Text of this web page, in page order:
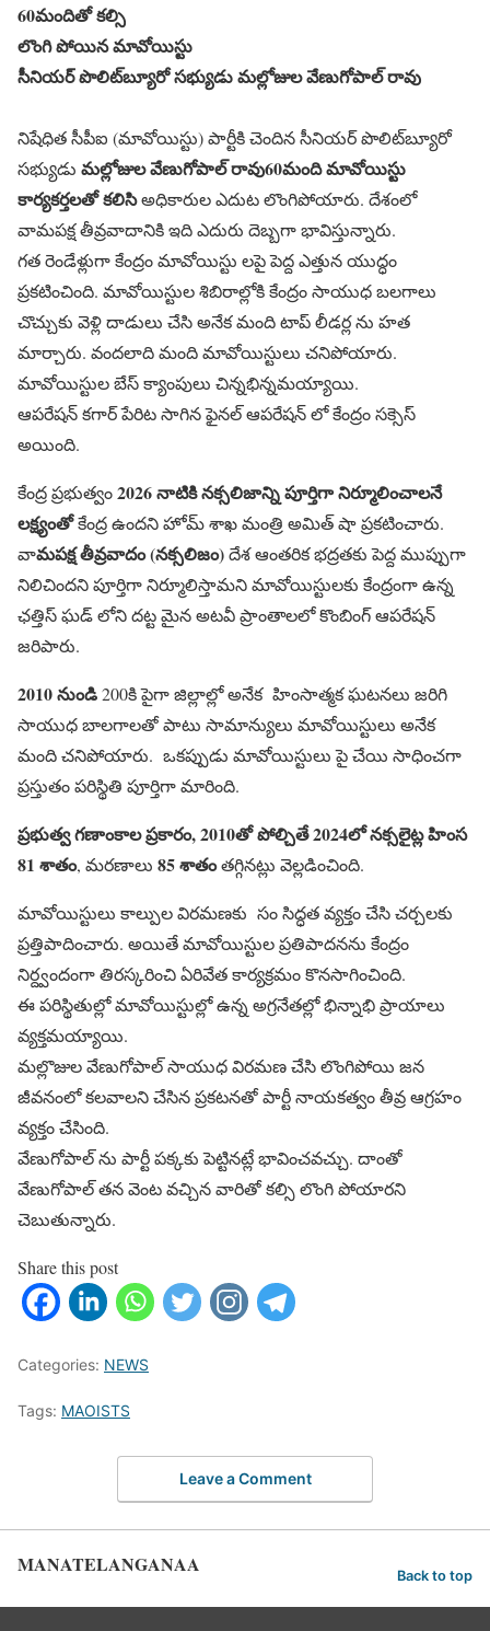
60మందితో కల్సి
లొంగి పోయిన మావోయిస్టు
సీనియర్ పొలిట్‌బ్యూరో సభ్యుడు మల్లోజుల వేణుగోపాల్ రావు
నిషేధిత సీపీఐ (మావోయిస్టు) పార్టీకి చెందిన సీనియర్ పొలిట్‌బ్యూరో
సభ్యుడు మల్లోజుల వేణుగోపాల్ రావు60మంది మావోయిస్టు
కార్యకర్తలతో కలిసిఅధికారుల ఎదుట లొంగిపోయారు. దేశంలో
వామపక్ష తీవ్రవాదానికి ఇది ఎదురు దెబ్బగా భావిస్తున్నారు.
గత రెండేళ్లుగా కేంద్రం మావోయిస్టు లపై పెద్ద ఎత్తున యుద్ధం
ప్రకటించింది. మావోయిస్టుల శిబిరాల్లోకి కేంద్రం సాయుధ బలగాలు
చొచ్చుకు వెళ్లి దాడులు చేసి అనేక మంది టాప్ లీడర్ల ను హత
మార్చారు. వందలాది మంది మావోయిస్టులు చనిపోయారు.
మావోయిస్టుల బేస్ క్యాంపులు చిన్నభిన్నమయ్యాయి.
ఆపరేషన్ కగార్ పేరిట సాగిన ఫైనల్ ఆపరేషన్ లో కేంద్రం సక్సెస్
అయింది.
కేంద్ర ప్రభుత్వం2026 నాటికి నక్సలిజాన్ని పూర్తిగా నిర్మూలించాలనే
లక్ష్యంతోకేంద్ర ఉందని హోమ్ శాఖ మంత్రి అమిత్ షా ప్రకటించారు.
వామపక్ష తీవ్రవాదం (నక్సలిజం)దేశ ఆంతరిక భద్రతకు పెద్ద ముప్పుగా
నిలిచిందని పూర్తిగా నిర్మూలిస్తామని మావోయిస్టులకు కేంద్రంగా ఉన్న
ఛత్తిస్ ఘడ్ లోని దట్ట మైన అటవీ ప్రాంతాలలో కొంబింగ్ ఆపరేషన్
జరిపారు.
2010 నుండి200కి పైగా జిల్లాల్లో అనేక హింసాత్మక ఘటనలు జరిగి
సాయుధ బాలగాలతో పాటు సామాన్యులు మావోయిస్టులు అనేక
మంది చనిపోయారు. ఒకప్పుడు మావోయిస్టులు పై చేయి సాధించగా
ప్రస్తుతం పరిస్థితి పూర్తిగా మారింది.
ప్రభుత్వ గణాంకాల ప్రకారం, 2010తో పోల్చితే 2024లో నక్సలైట్ల హింస
81 శాతం, మరణాలు 85 శాతంతగ్గినట్లు వెల్లడించింది.
మావోయిస్టులు కాల్పుల విరమణకు సం సిద్ధత వ్యక్తం చేసి చర్చలకు
ప్రత్తిపాదించారు. అయితే మావోయిస్టుల ప్రతిపాదనను కేంద్రం
నిర్ద్వందంగా తిరస్కరించి ఏరివేత కార్యక్రమం కొనసాగించింది.
ఈ పరిస్థితుల్లో మావోయిస్టుల్లో ఉన్న అగ్రనేతల్లో భిన్నాభి ప్రాయాలు
వ్యక్తమయ్యాయి.
మల్లొజుల వేణుగోపాల్ సాయుధ విరమణ చేసి లొంగిపోయి జన
జీవనంలో కలవాలని చేసిన ప్రకటనతో పార్టీ నాయకత్వం తీవ్ర ఆగ్రహం
వ్యక్తం చేసింది.
వేణుగోపాల్ ను పార్టీ పక్కకు పెట్టినట్లే భావించవచ్చు. దాంతో
వేణుగోపాల్ తన వెంట వచ్చిన వారితో కల్సి లొంగి పోయారని
చెబుతున్నారు.
Share this post
Categories: NEWS
Tags: MAOISTS
Leave a Comment
MANATELANGANAA Back to top